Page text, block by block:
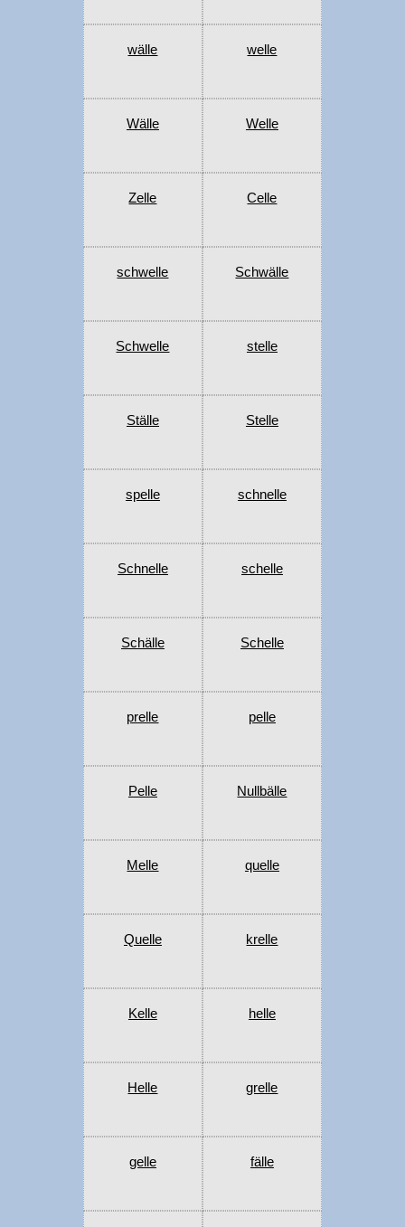
wälle welle
Wälle Welle
Zelle Celle
schwelle Schwälle
Schwelle stelle
Ställe Stelle
spelle schnelle
Schnelle schelle
Schälle Schelle
prelle pelle
Pelle Nullbälle
Melle quelle
Quelle krelle
Kelle helle
Helle grelle
gelle fälle